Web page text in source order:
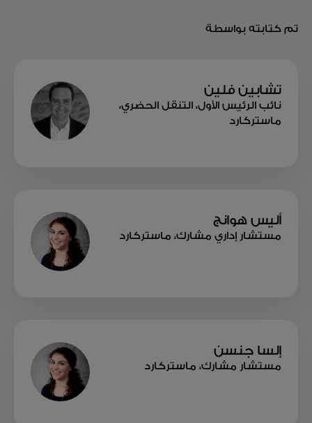
تم كتابته بواسطة
تشابين فلين
نائب الرئيس الأول، التنقل الحضري،
ماستركارد
أليس هوانج
مستشار إداري مشارك، ماستركارد
إلسا جنسن
مستشار مشارك، ماستركارد